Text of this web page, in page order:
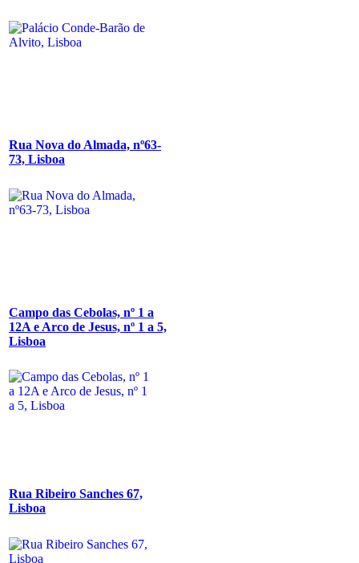
Rua Nova do Almada, nº63-
73, Lisboa
Campo das Cebolas, nº 1 a
12A e Arco de Jesus, nº 1 a 5,
Lisboa
Rua Ribeiro Sanches 67,
Lisboa